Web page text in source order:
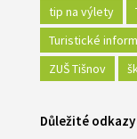
tip na výlety
Turistické
ZUŠ Tišnov
Důležité odkazy